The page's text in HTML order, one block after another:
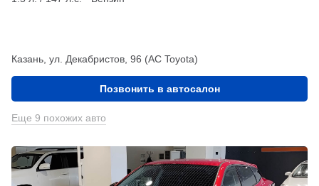
Казань, ул. Декабристов, 96 (АС Toyota)
Позвонить в автосалон
Еще 9 похожих авто